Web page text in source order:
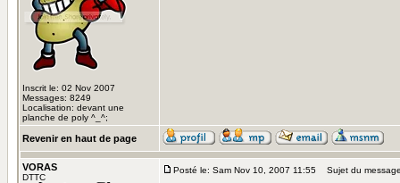
Inscrit le: 02 Nov 2007
Messages: 8249
Localisation: devant une
planche de poly ^_^;
Revenir en haut de page
VORAS
DTTC
Posté le: Sam Nov 10, 2007 11:55 Sujet du